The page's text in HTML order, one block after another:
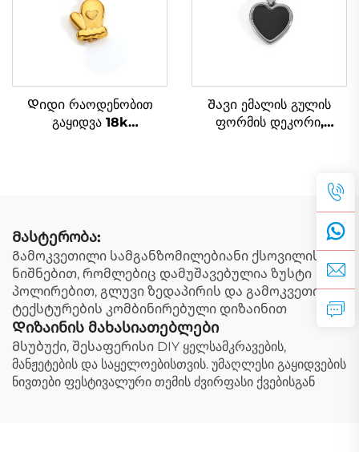
რაოდენობით
Დიდი რაოდენობით
გაყიდვა 18k
სამკაულები
Შავი ემალის გულის
ფორმის დეკორი,
Მასტერობა:
Გამოკვეთილი სამგანზომილებიანი ქსოვილის
ნიშნებით, რომლებიც დამუშავებულია ზუსტი
პოლირებით, გლუვი ზედაპირის და გამოკვეთილი
ტექსტურების კომბინირებული დიზაინით
Დიზაინის მახასიათებლები
Მსუბუქი, შესაფერისი DIY ყელსამკრავების,
მანჟეტების და საყელოებისთვის. უმაღლესი გაყიდვების
ნივთები ფესტივალური თემის ძვირფასი ქვებისგან